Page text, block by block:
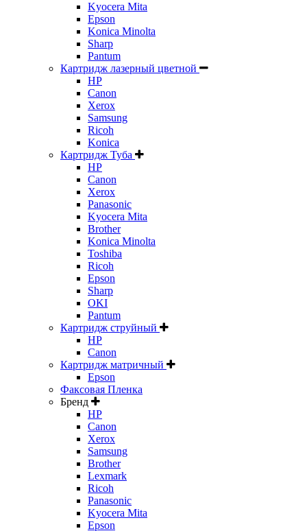
Kyocera Mita
Epson
Konica Minolta
Sharp
Pantum
Картридж лазерный цветной
HP
Canon
Xerox
Samsung
Ricoh
Konica
Картридж Туба
HP
Canon
Xerox
Panasonic
Kyocera Mita
Brother
Konica Minolta
Toshiba
Ricoh
Epson
Sharp
OKI
Pantum
Картридж струйный
HP
Canon
Картридж матричный
Epson
Факсовая Пленка
Бренд
HP
Canon
Xerox
Samsung
Brother
Lexmark
Ricoh
Panasonic
Kyocera Mita
Epson